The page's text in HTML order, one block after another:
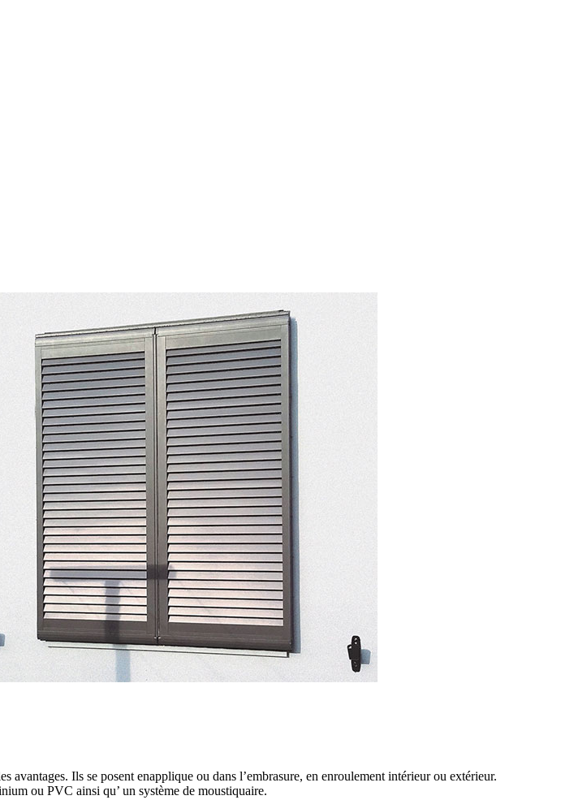
Ils se posent enapplique ou dans l’embrasure, en enroulement intérieur ou extérieur.
ou PVC ainsi qu’ un système de moustiquaire.